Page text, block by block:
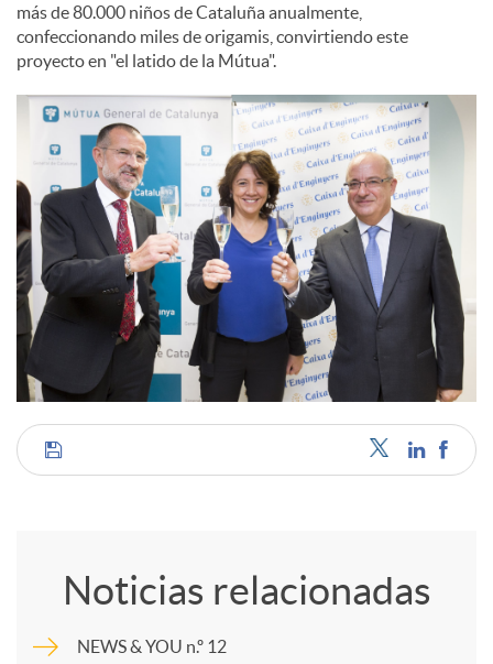
más de 80.000 niños de Cataluña anualmente,
confeccionando miles de origamis, convirtiendo este
proyecto en "el latido de la Mútua".
C
m
Noticias relacionadas
NEWS & YOU n.º 12